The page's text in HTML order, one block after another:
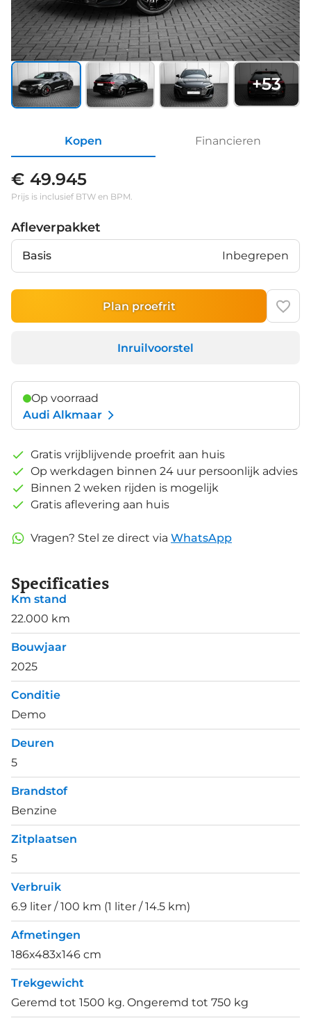
+53
Kopen Financieren
€ 49.945
Prijs is inclusief BTW en BPM.
Afleverpakket
Basis Inbegrepen
Plan proefrit
Inruilvoorstel
Op voorraad
Audi Alkmaar
Gratis vrijblijvende proefrit aan huis
Op werkdagen binnen 24 uur persoonlijk advies
Binnen 2 weken rijden is mogelijk
Gratis aflevering aan huis
Vragen? Stel ze direct via WhatsApp
Specificaties
Km stand
22.000 km
Bouwjaar
2025
Conditie
Demo
Deuren
5
Brandstof
Benzine
Zitplaatsen
5
Verbruik
6.9 liter / 100 km (1 liter / 14.5 km)
Afmetingen
186x483x146 cm
Trekgewicht
Geremd tot 1500 kg. Ongeremd tot 750 kg